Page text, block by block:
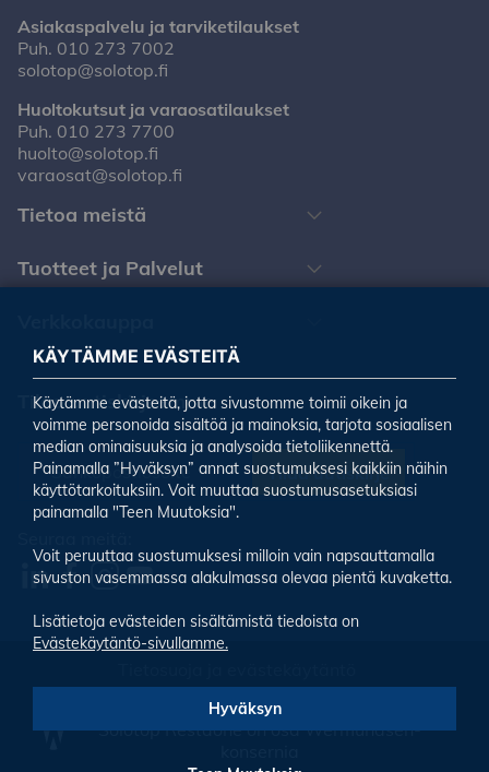
Asiakaspalvelu ja tarviketilaukset
Puh. 010 273 7002
solotop@solotop.fi
Huoltokutsut ja varaosatilaukset
Puh. 010 273 7700
huolto@solotop.fi
varaosat@solotop.fi
Tietoa meistä
Tuotteet ja Palvelut
Tilaa uutiskirjeemme
Tilaa uutiskirje
Evästeiden asetukset
Solotop Restaone on osa Wermundsen-
KÄYTÄMME EVÄSTEITÄ
Käytämme evästeitä, jotta sivustomme toimii oikein ja
voimme personoida sisältöä ja mainoksia, tarjota sosiaalisen
median ominaisuuksia ja analysoida tietoliikennettä.
Painamalla ”Hyväksyn” annat suostumuksesi kaikkiin näihin
käyttötarkoituksiin. Voit muuttaa suostumusasetuksiasi
painamalla "Teen Muutoksia".
Voit peruuttaa suostumuksesi milloin vain napsauttamalla
sivuston vasemmassa alakulmassa olevaa pientä kuvaketta.
Lisätietoja evästeiden sisältämistä tiedoista on
Evästekäytäntö-sivullamme.
Hyväksyn